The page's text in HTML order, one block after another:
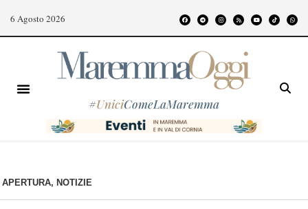
6 Agosto 2026
#UniciComeLaMaremma
APERTURA, NOTIZIE